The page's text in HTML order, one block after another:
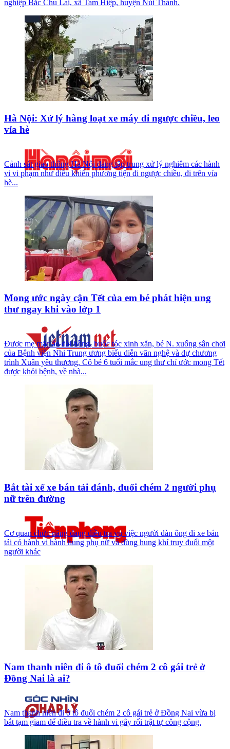
nghiệp Bắc Chu Lai, xã Tam Hiệp, huyện Núi Thành.
Hà Nội: Xử lý hàng loạt xe máy đi ngược chiều, leo
vỉa hè
Cảnh sát giao thông Hà Nội đang tập trung xử lý nghiêm các hành
vi vi phạm như điều khiển phương tiện đi ngược chiều, đi trên vỉa
hè...
Mong ước ngày cận Tết của em bé phát hiện ung
thư ngay khi vào lớp 1
Được mẹ mặc áo dài hồng, buộc tóc xinh xắn, bé N. xuống sân chơi
của Bệnh viện Nhi Trung ương biểu diễn văn nghệ và dự chương
trình Xuân yêu thương. Cô bé 6 tuổi mắc ung thư chỉ ước mong Tết
được khỏi bệnh, về nhà...
Bắt tài xế xe bán tải đánh, đuổi chém 2 người phụ
nữ trên đường
Cơ quan chức năng đang điều tra vụ việc người đàn ông đi xe bán
tải có hành vi hành hung phụ nữ và dùng hung khí truy đuổi một
người khác
Nam thanh niên đi ô tô đuổi chém 2 cô gái trẻ ở
Đồng Nai là ai?
Nam thanh niên đi ô tô đuổi chém 2 cô gái trẻ ở Đồng Nai vừa bị
bắt tạm giam để điều tra về hành vi gây rối trật tự công cộng.